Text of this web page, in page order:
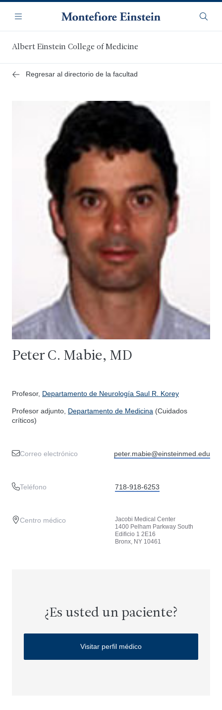
contenido
principal
Navegación
Menú
Albert Einstein College of Medicine
Regresar al directorio de la facultad
Peter C. Mabie, MD
Profesor, Departamento de Neurología Saul R. Korey
Profesor adjunto, Departamento de Medicina (Cuidados
críticos)
Correo electrónico peter.mabie@einsteinmed.edu
Teléfono 718-918-6253
Centro médico
Jacobi Medical Center
1400 Pelham Parkway South
Edificio 1 2E16
Bronx, NY 10461
¿Es usted un paciente?
Visitar perfil médico